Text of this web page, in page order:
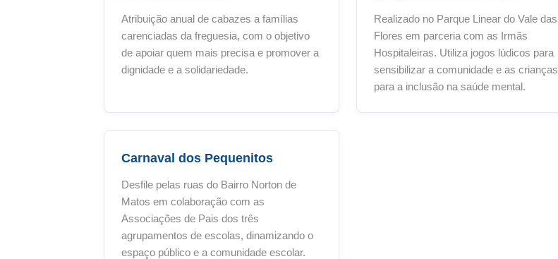
Atribuição anual de cabazes a famílias
carenciadas da freguesia, com o objetivo
de apoiar quem mais precisa e promover a
dignidade e a solidariedade.
Realizado no Parque Linear do Vale das
Flores em parceria com as Irmãs
Hospitaleiras. Utiliza jogos lúdicos para
sensibilizar a comunidade e as crianças
para a inclusão na saúde mental.
Carnaval dos Pequenitos
Desfile pelas ruas do Bairro Norton de
Matos em colaboração com as
Associações de Pais dos três
agrupamentos de escolas, dinamizando o
espaço público e a comunidade escolar.